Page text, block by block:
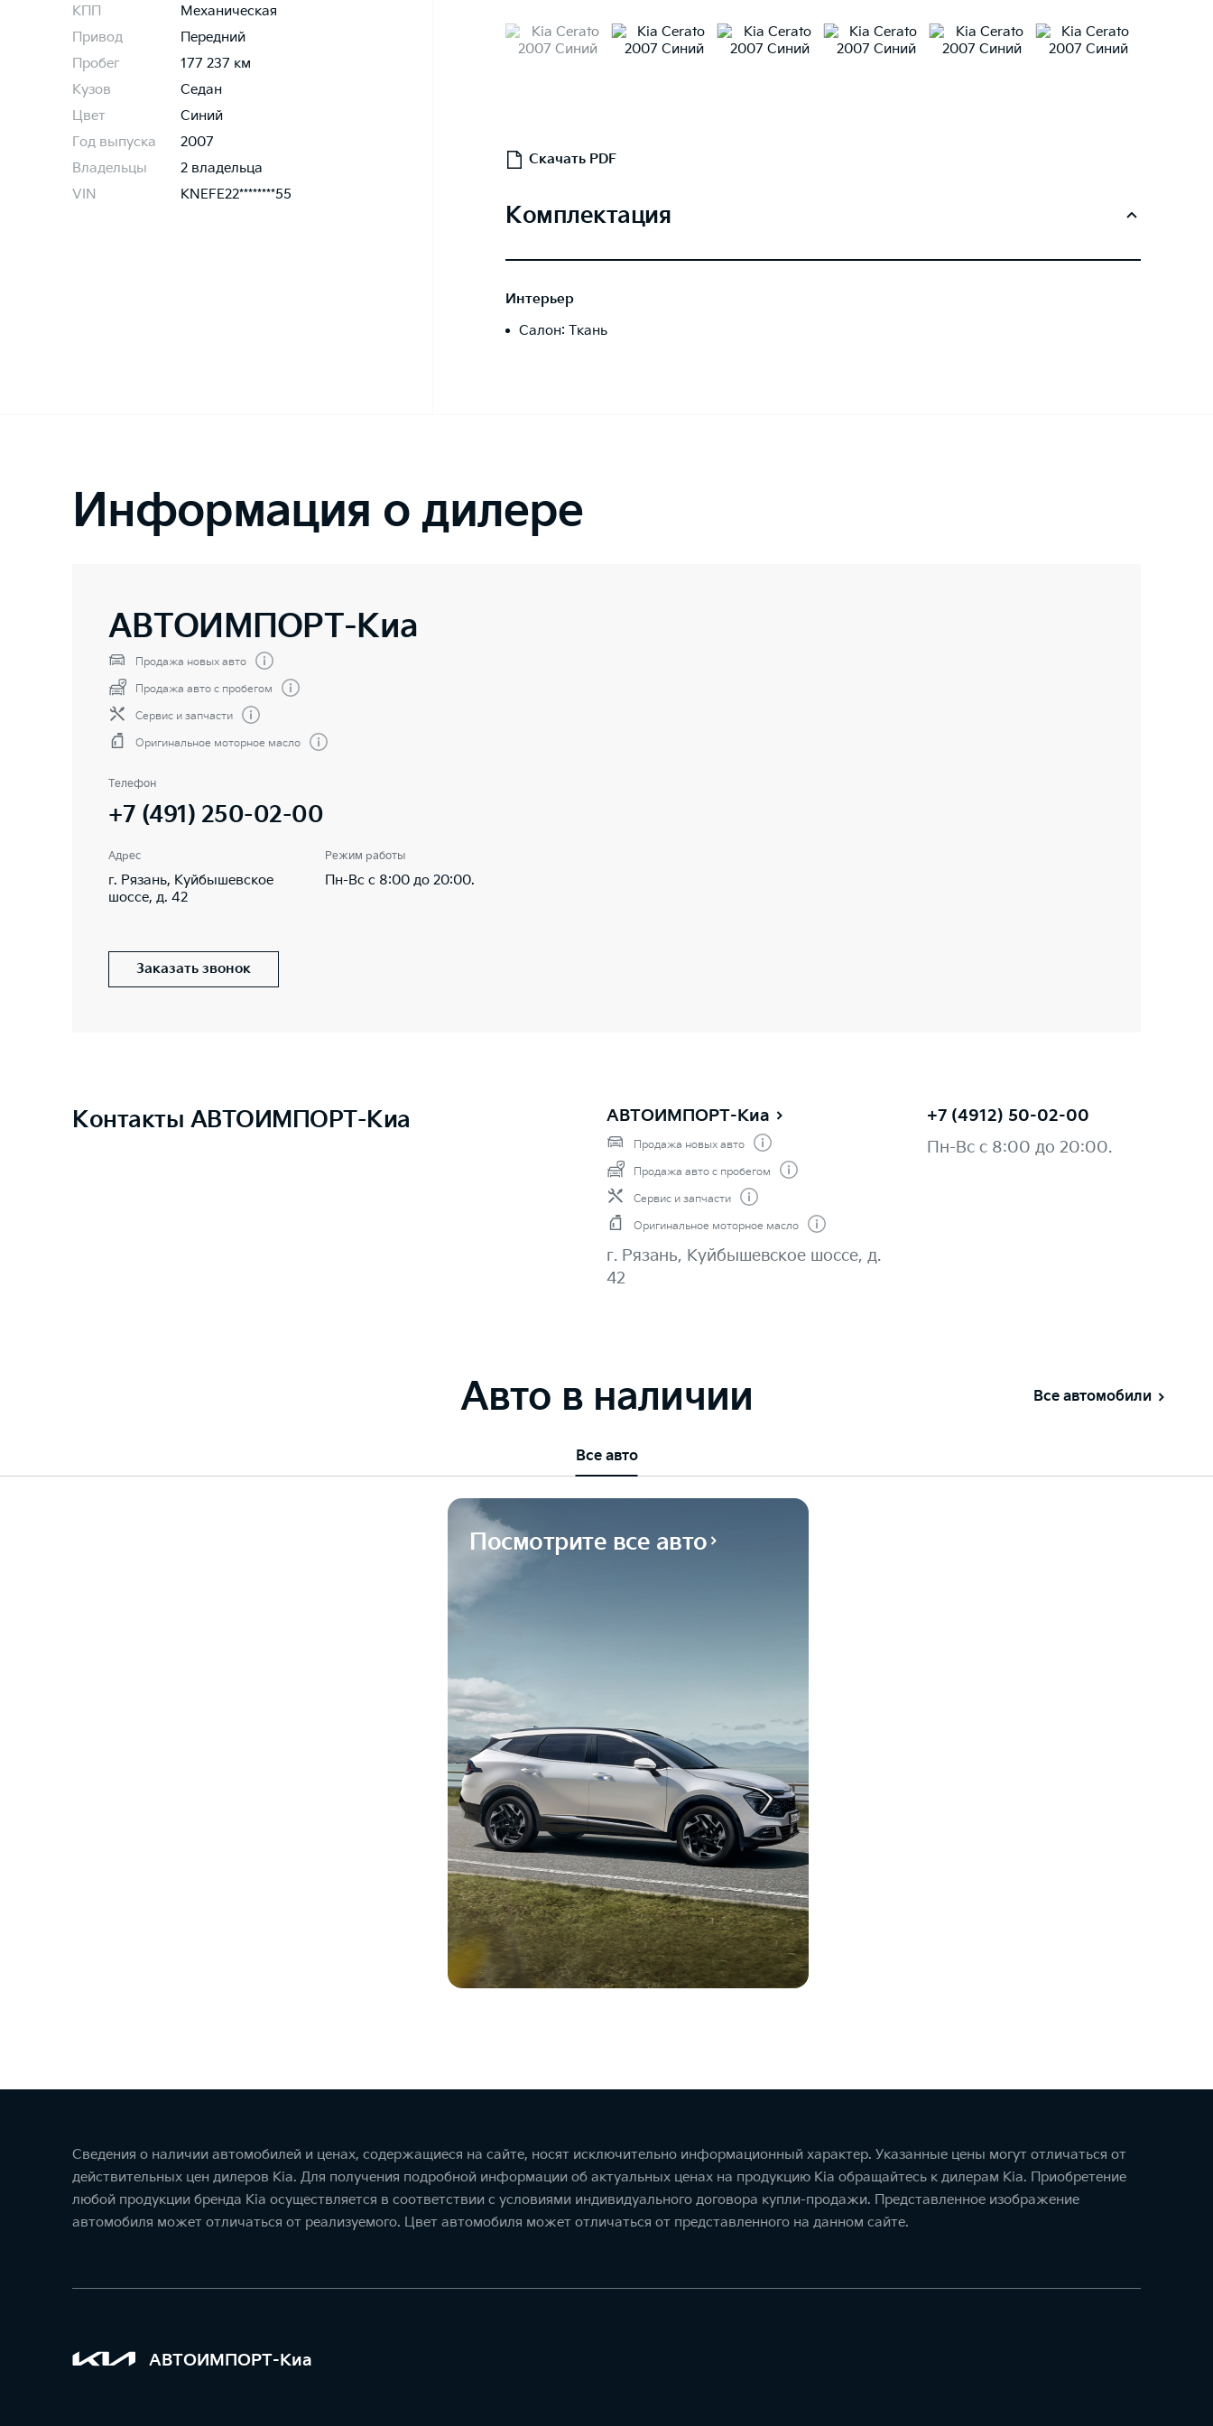
КПП
Механическая
Привод
Передний
Пробег
177 237 км
Кузов
Седан
Цвет
Синий
Год выпуска
2007
Владельцы
2 владельца
VIN
KNEFE22********55
Скачать PDF
Комплектация
Интерьер
Салон: Ткань
Информация о дилере
АВТОИМПОРТ-Киа
Продажа новых авто
Продажа авто с пробегом
Сервис и запчасти
Оригинальное моторное масло
Телефон
+7 (491) 250-02-00
Адрес
г. Рязань, Куйбышевское
шоссе, д. 42
Режим работы
Пн-Вс с 8:00 до 20:00.
Заказать звонок
Контакты АВТОИМПОРТ-Киа АВТОИМПОРТ-Киа
Продажа новых авто
Продажа авто с пробегом
Сервис и запчасти
Оригинальное моторное масло
г. Рязань, Куйбышевское шоссе, д.
42
Пн-Вс с 8:00 до 20:00.
+7 (4912) 50-02-00
Авто в наличии Все автомобили
Все авто
Посмотрите все авто
Сведения о наличии автомобилей и ценах, содержащиеся на сайте, носят исключительно информационный характер. Указанные цены могут отличаться от
действительных цен дилеров Kia. Для получения подробной информации об актуальных ценах на продукцию Kia обращайтесь к дилерам Kia. Приобретение
любой продукции бренда Kia осуществляется в соответствии с условиями индивидуального договора купли-продажи. Представленное изображение
автомобиля может отличаться от реализуемого. Цвет автомобиля может отличаться от представленного на данном сайте.
АВТОИМПОРТ-Киа